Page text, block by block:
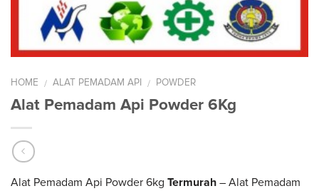
HOME / ALAT PEMADAM API / POWDER
Alat Pemadam Api Powder 6Kg
Alat Pemadam Api Powder 6kg Termurah – Alat Pemadam